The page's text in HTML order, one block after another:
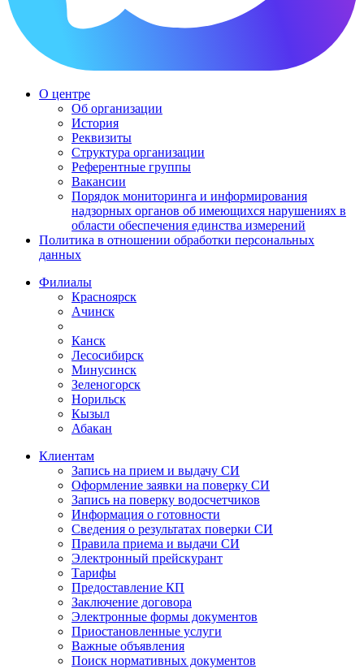
О центре
Об организации
История
Реквизиты
Структура организации
Референтные группы
Вакансии
Порядок мониторинга и информирования
надзорных органов об имеющихся нарушениях в
области обеспечения единства измерений
Политика в отношении обработки персональных
данных
Филиалы
Красноярск
Ачинск
Канск
Лесосибирск
Минусинск
Зеленогорск
Норильск
Кызыл
Абакан
Клиентам
Запись на прием и выдачу СИ
Оформление заявки на поверку СИ
Запись на поверку водосчетчиков
Информация о готовности
Сведения о результатах поверки СИ
Правила приема и выдачи СИ
Электронный прейскурант
Тарифы
Предоставление КП
Заключение договора
Электронные формы документов
Приостановленные услуги
Важные объявления
Поиск нормативных документов